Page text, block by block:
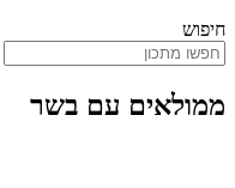
חיפוש
ממולאים עם בשר